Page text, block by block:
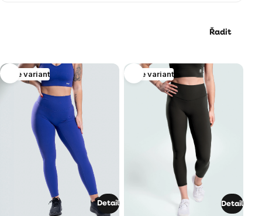
Řadit
Výpis
produktů
Více variant
Detail
Více variant
Detail